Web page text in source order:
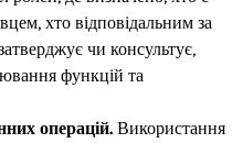
хто відповідальним за
чи консультує,
функцій та
операцій. Використання